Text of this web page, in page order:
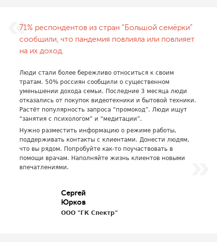
71% респондентов из стран “Большой семёрки”
сообщили, что пандемия повлияла или повлияет
на их доход.
Люди стали более бережливо относиться к своим
тратам. 50% россиян сообщили о существенном
уменьшении дохода семьи. Последние 3 месяца люди
отказались от покупок видеотехники и бытовой техники.
Растёт популярность запроса “промокод”. Люди ищут
“занятия с психологом” и “медитации”.
Нужно разместить информацию о режиме работы,
поддерживать контакты с клиентами. Донести людям,
что вы рядом. Попробуйте как-то поучаствовать в
помощи врачам. Наполняйте жизнь клиентов новыми
впечатлениями.
Сергей
Юрков
ООО "ГК Спектр"